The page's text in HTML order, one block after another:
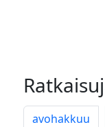
avohakkuu